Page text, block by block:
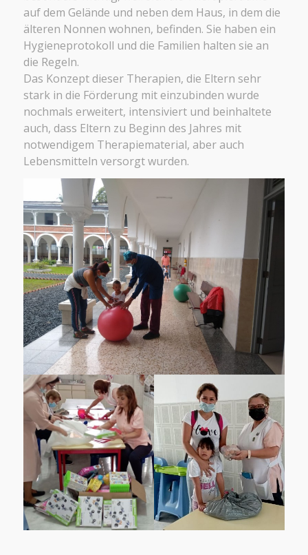
auf dem Gelände und neben dem Haus, in dem die
älteren Nonnen wohnen, befinden. Sie haben ein
Hygieneprotokoll und die Familien halten sie an
die Regeln.
Das Konzept dieser Therapien, die Eltern sehr
stark in die Förderung mit einzubinden wurde
nochmals erweitert, intensiviert und beinhaltete
auch, dass Eltern zu Beginn des Jahres mit
notwendigem Therapiematerial, aber auch
Lebensmitteln versorgt wurden.